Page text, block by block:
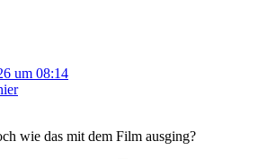
um 08:14
wie das mit dem Film ausging?